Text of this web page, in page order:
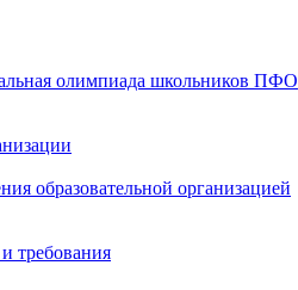
олимпиада школьников ПФО
образовательной организацией
требования